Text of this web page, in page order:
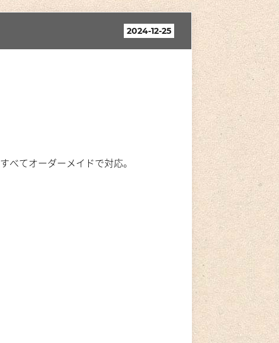
2024-12-25
べてオーダーメイドで対応。